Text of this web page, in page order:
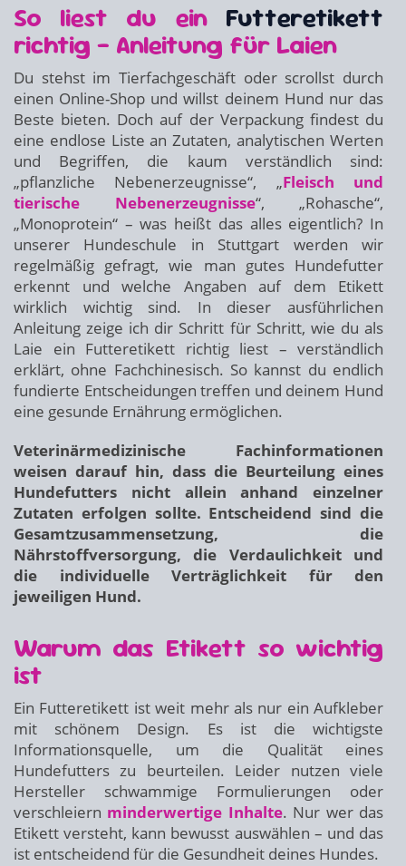
So liest du ein Futteretikett
richtig – Anleitung für Laien
Du stehst im Tierfachgeschäft oder scrollst durch
einen Online-Shop und willst deinem Hund nur das
Beste bieten. Doch auf der Verpackung findest du
eine endlose Liste an Zutaten, analytischen Werten
und Begriffen, die kaum verständlich sind:
„pflanzliche Nebenerzeugnisse“, „Fleisch und
tierische Nebenerzeugnisse“, „Rohasche“,
„Monoprotein“ – was heißt das alles eigentlich? In
unserer Hundeschule in Stuttgart werden wir
regelmäßig gefragt, wie man gutes Hundefutter
erkennt und welche Angaben auf dem Etikett
wirklich wichtig sind. In dieser ausführlichen
Anleitung zeige ich dir Schritt für Schritt, wie du als
Laie ein Futteretikett richtig liest – verständlich
erklärt, ohne Fachchinesisch. So kannst du endlich
fundierte Entscheidungen treffen und deinem Hund
eine gesunde Ernährung ermöglichen.
Veterinärmedizinische Fachinformationen
weisen darauf hin, dass die Beurteilung eines
Hundefutters nicht allein anhand einzelner
Zutaten erfolgen sollte. Entscheidend sind die
Gesamtzusammensetzung, die
Nährstoffversorgung, die Verdaulichkeit und
die individuelle Verträglichkeit für den
jeweiligen Hund.
Warum das Etikett so wichtig
ist
Ein Futteretikett ist weit mehr als nur ein Aufkleber
mit schönem Design. Es ist die wichtigste
Informationsquelle, um die Qualität eines
Hundefutters zu beurteilen. Leider nutzen viele
Hersteller schwammige Formulierungen oder
verschleiern minderwertige Inhalte. Nur wer das
Etikett versteht, kann bewusst auswählen – und das
ist entscheidend für die Gesundheit deines Hundes.